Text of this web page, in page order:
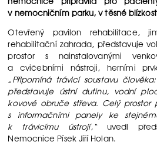
v nemocničním parku, v těsné
Otevřený pavilon rehabilitace,
rehabilitační zahrada, představuje
prostor s nainstalovanými
a cvičebními nástroji, herními
„Připomíná trávicí soustavu
představuje ústní dutinu, vodní
kovové obruče střeva. Celý prostor
s informačními panely ke
k trávicímu ústrojí,“uvedl
Nemocnice Písek Jiří Holan.